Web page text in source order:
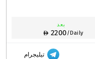
بعد
2200/Daily
تيليجرام